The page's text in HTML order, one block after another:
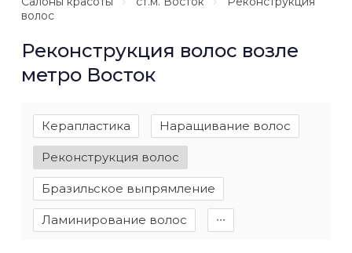
волос
Реконструкция волос возле
метро Восток
Керапластика Наращивание волос
Реконструкция волос
Бразильское выпрямление
Ламинирование волос ∙∙∙